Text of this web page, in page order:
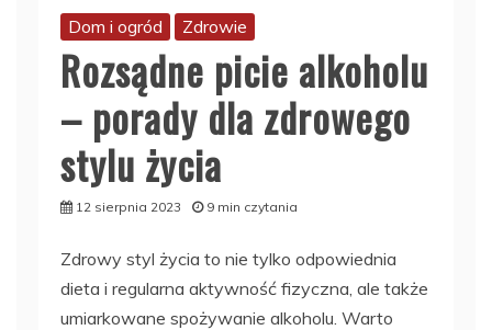
Dom i ogród Zdrowie
Rozsądne picie alkoholu
– porady dla zdrowego
stylu życia
12 sierpnia 2023 9 min czytania
Zdrowy styl życia to nie tylko odpowiednia
dieta i regularna aktywność fizyczna, ale także
umiarkowane spożywanie alkoholu. Warto